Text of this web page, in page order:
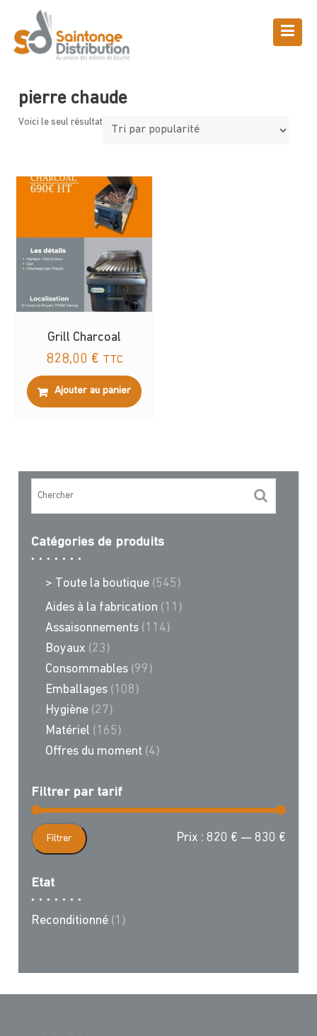
content
Boutique
pierre chaude
Voici le seul résultat
Grill Charcoal
828,00 € TTC
Ajouter au panier
Catégories de produits
> Toute la boutique (545)
Aides à la fabrication (11)
Assaisonnements (114)
Boyaux (23)
Consommables (99)
Emballages (108)
Hygiène (27)
Matériel (165)
Offres du moment (4)
Filtrer par tarif
Filtrer Prix :820 € —830 €
Etat
Reconditionné (1)